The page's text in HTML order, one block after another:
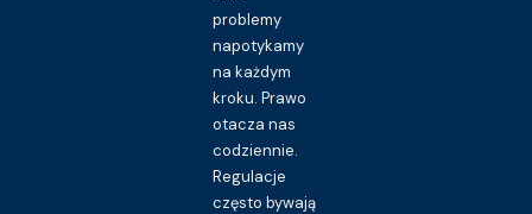
problemy
napotykamy
na każdym
kroku. Prawo
otacza nas
codziennie.
Regulacje
często bywają